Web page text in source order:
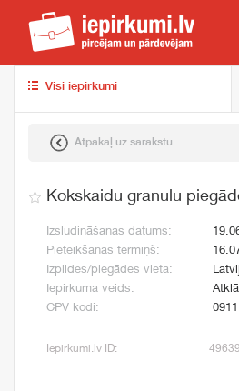
Visi iepirkumi
Atpakaļ uz sarakstu
Kokskaidu granulu
Izsludināšanas datums:
Pieteikšanās termiņš:
Izpildes/piegādes vieta:
Iepirkuma veids:
CPV kodi:
Iepirkumi.lv ID: